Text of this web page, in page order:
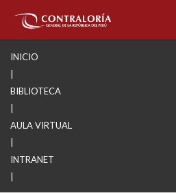
INICIO
BIBLIOTECA
AULA VIRTUAL
INTRANET